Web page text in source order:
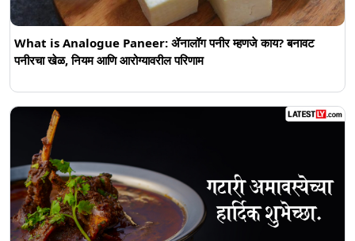
What is Analogue Paneer: ॲनालॉग पनीर म्हणजे काय? बनावट
पनीरचा खेळ, नियम आणि आरोग्यावरील परिणाम